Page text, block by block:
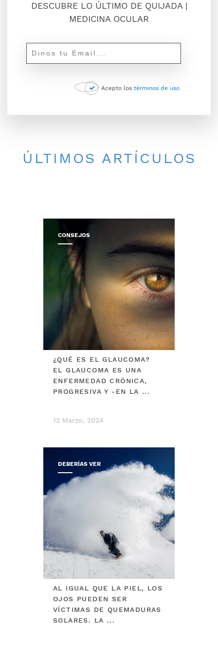
DESCUBRE LO ÚLTIMO DE QUIJADA |
MEDICINA OCULAR
Acepto los términos de uso
ÚLTIMOS ARTÍCULOS
CONSEJOS
¿QUÉ ES EL GLAUCOMA?
EL GLAUCOMA ES UNA
ENFERMEDAD CRÓNICA,
PROGRESIVA Y -EN LA ...
12 Marzo, 2024
DEBERÍAS VER
AL IGUAL QUE LA PIEL, LOS
OJOS PUEDEN SER
VÍCTIMAS DE QUEMADURAS
SOLARES. LA ...